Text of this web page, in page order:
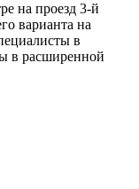
на проезд 3-й
варианта на
в
в расширенной